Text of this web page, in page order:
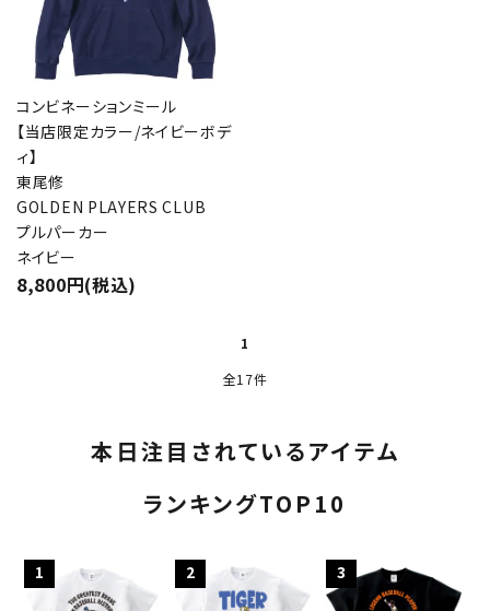
コンビネーションミール
【当店限定カラー/ネイビーボデ
ィ】
東尾修
GOLDEN PLAYERS CLUB
プルパーカー
ネイビー
8,800円(税込)
1
全17件
本日注目されているアイテム
ランキングTOP10
1 2 3